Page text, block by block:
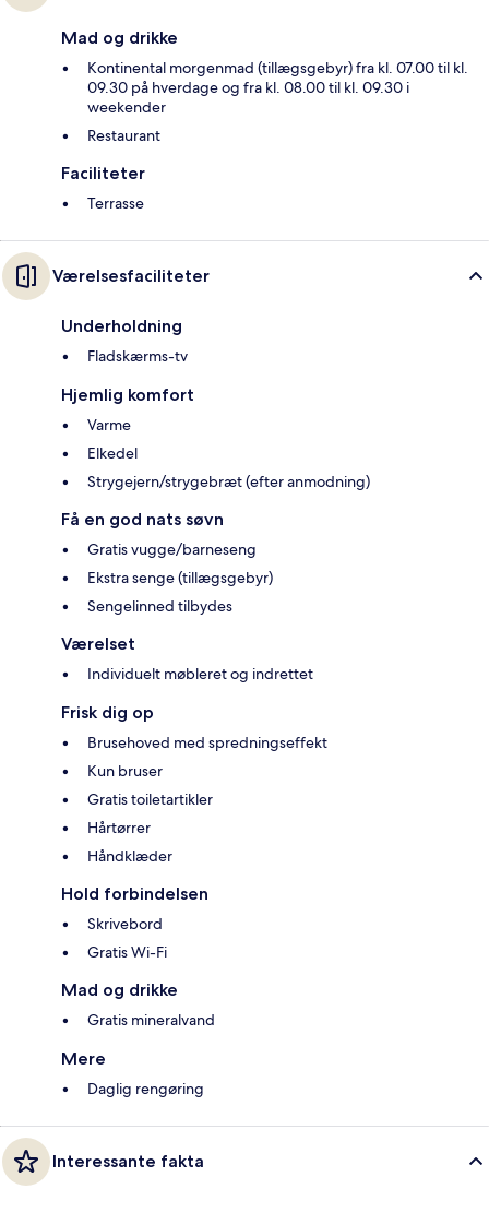
Mad og drikke
Kontinental morgenmad (tillægsgebyr) fra kl. 07.00 til kl.
09.30 på hverdage og fra kl. 08.00 til kl. 09.30 i
weekender
Restaurant
Faciliteter
Terrasse
Værelsesfaciliteter
Underholdning
Fladskærms-tv
Hjemlig komfort
Varme
Elkedel
Strygejern/strygebræt (efter anmodning)
Få en god nats søvn
Gratis vugge/barneseng
Ekstra senge (tillægsgebyr)
Sengelinned tilbydes
Værelset
Individuelt møbleret og indrettet
Frisk dig op
Brusehoved med spredningseffekt
Kun bruser
Gratis toiletartikler
Hårtørrer
Håndklæder
Hold forbindelsen
Skrivebord
Gratis Wi-Fi
Mad og drikke
Gratis mineralvand
Mere
Daglig rengøring
Interessante fakta